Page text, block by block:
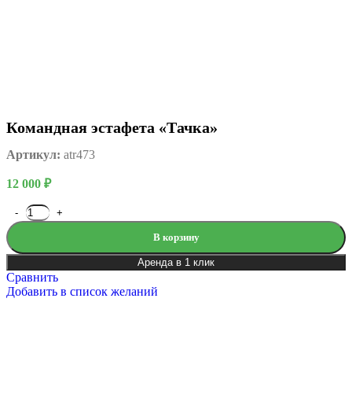
Командная эстафета «Тачка»
Артикул: atr473
12 000 ₽
В корзину
Аренда в 1 клик
Сравнить
Добавить в список желаний